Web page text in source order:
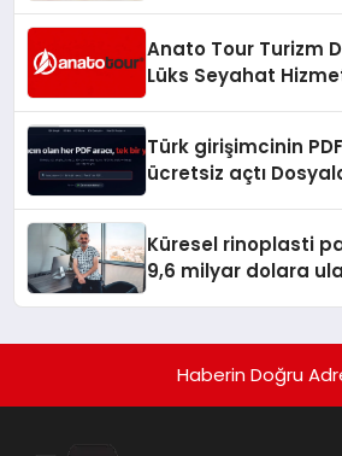
Anato Tour Turizm
Lüks Seyahat
Türk girişimcinin
ücretsiz açtı
Küresel rinoplasti
9,6 milyar dolara
Haberin Doğru